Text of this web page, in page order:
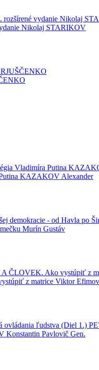
vydanie Nikolaj
Nikolaj STARIKOV
Vladimíra Putina
KAZAKOV Alexander
demokracie - od Havla po
Murín Gustáv
ČLOVEK. Ako vystúpiť z
z matrice Viktor Efimov
ovládania ľudstva (Diel 1.)
Konstantin Pavlovič Gen.